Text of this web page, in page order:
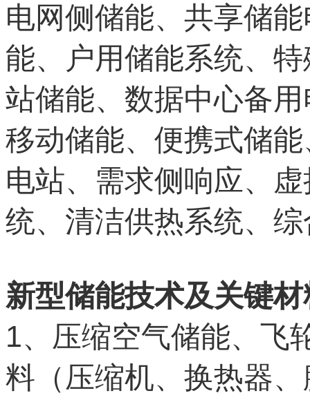
电网侧储能、共享储
能、户用储能系统、
站储能、数据中心备
移动储能、便携式储
电站、需求侧响应、
统、清洁供热系统、
新型储能技术及关键材
1、压缩空气储能、飞
料（压缩机、换热器